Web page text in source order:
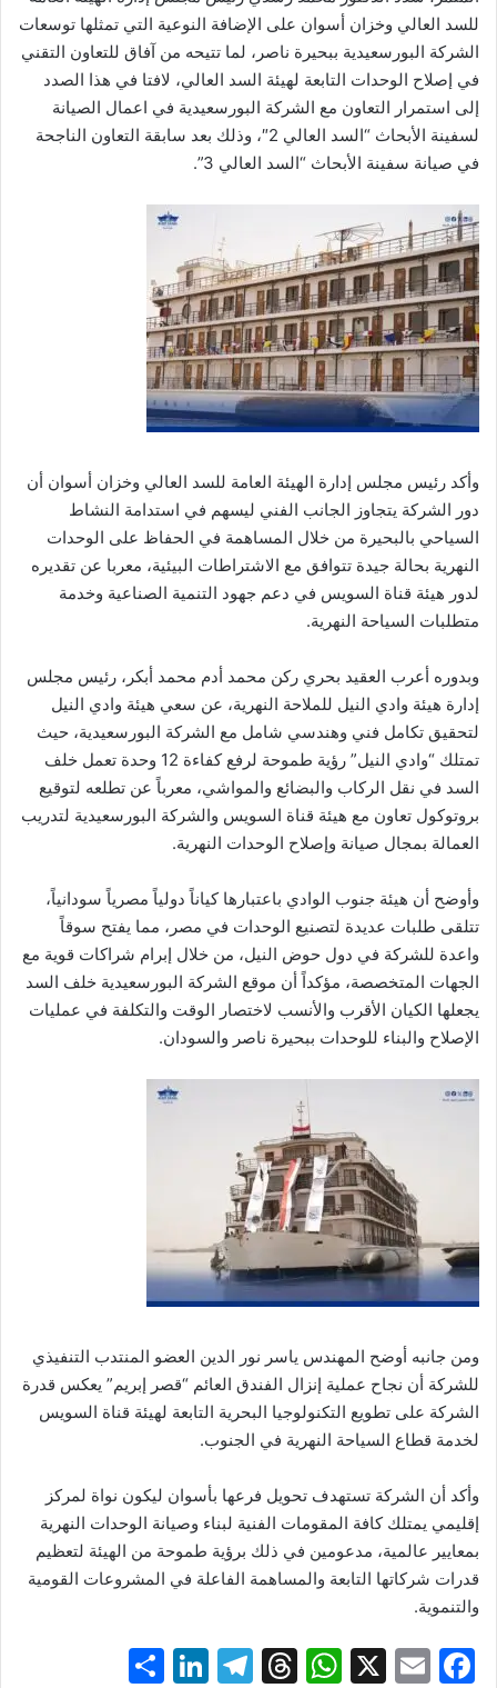
للسد العالي وخزان أسوان على الإضافة النوعية التي تمثلها توسعات
الشركة البورسعيدية ببحيرة ناصر، لما تتيحه من آفاق للتعاون التقني
في إصلاح الوحدات التابعة لهيئة السد العالي، لافتا في هذا الصدد
إلى استمرار التعاون مع الشركة البورسعيدية في اعمال الصيانة
لسفينة الأبحاث “السد العالي 2″، وذلك بعد سابقة التعاون الناجحة
في صيانة سفينة الأبحاث “السد العالي 3”.
وأكد رئيس مجلس إدارة الهيئة العامة للسد العالي وخزان أسوان أن
دور الشركة يتجاوز الجانب الفني ليسهم في استدامة النشاط
السياحي بالبحيرة من خلال المساهمة في الحفاظ على الوحدات
النهرية بحالة جيدة تتوافق مع الاشتراطات البيئية، معربا عن تقديره
لدور هيئة قناة السويس في دعم جهود التنمية الصناعية وخدمة
متطلبات السياحة النهرية.
وبدوره أعرب العقيد بحري ركن محمد أدم محمد أبكر، رئيس مجلس
إدارة هيئة وادي النيل للملاحة النهرية، عن سعي هيئة وادي النيل
لتحقيق تكامل فني وهندسي شامل مع الشركة البورسعيدية، حيث
تمتلك “وادي النيل” رؤية طموحة لرفع كفاءة 12 وحدة تعمل خلف
السد في نقل الركاب والبضائع والمواشي، معرباً عن تطلعه لتوقيع
بروتوكول تعاون مع هيئة قناة السويس والشركة البورسعيدية لتدريب
العمالة بمجال صيانة وإصلاح الوحدات النهرية.
وأوضح أن هيئة جنوب الوادي باعتبارها كياناً دولياً مصرياً سودانياً،
تتلقى طلبات عديدة لتصنيع الوحدات في مصر، مما يفتح سوقاً
واعدة للشركة في دول حوض النيل، من خلال إبرام شراكات قوية مع
الجهات المتخصصة، مؤكداً أن موقع الشركة البورسعيدية خلف السد
يجعلها الكيان الأقرب والأنسب لاختصار الوقت والتكلفة في عمليات
الإصلاح والبناء للوحدات ببحيرة ناصر والسودان.
ومن جانبه أوضح المهندس ياسر نور الدين العضو المنتدب التنفيذي
للشركة أن نجاح عملية إنزال الفندق العائم “قصر إبريم” يعكس قدرة
الشركة على تطويع التكنولوجيا البحرية التابعة لهيئة قناة السويس
لخدمة قطاع السياحة النهرية في الجنوب.
وأكد أن الشركة تستهدف تحويل فرعها بأسوان ليكون نواة لمركز
إقليمي يمتلك كافة المقومات الفنية لبناء وصيانة الوحدات النهرية
بمعايير عالمية، مدعومين في ذلك برؤية طموحة من الهيئة لتعظيم
قدرات شركاتها التابعة والمساهمة الفاعلة في المشروعات القومية
والتنموية.
F
E
X
W
T
T
Li